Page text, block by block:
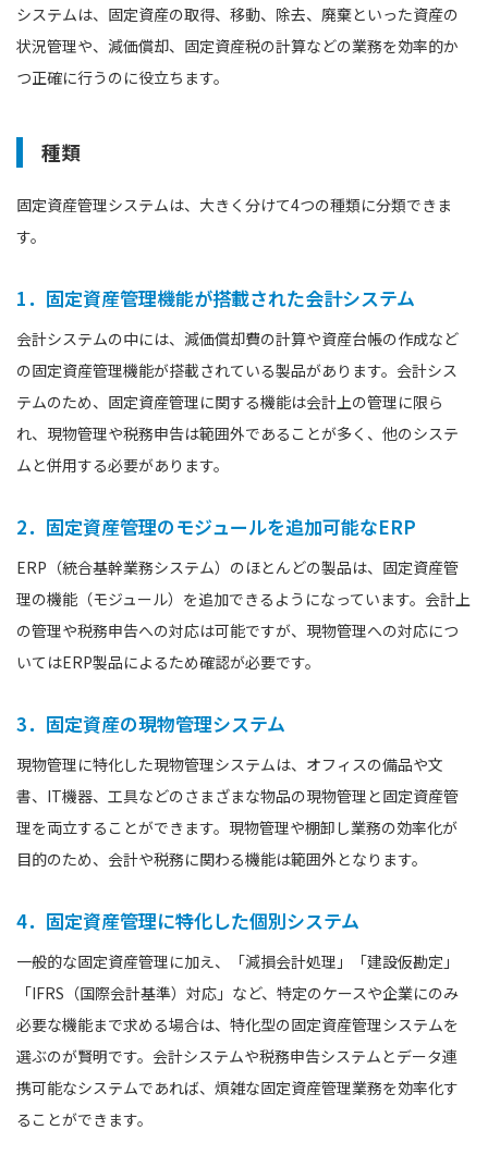
システムは、固定資産の取得、移動、除去、廃棄といった資産の
状況管理や、減価償却、固定資産税の計算などの業務を効率的か
つ正確に行うのに役立ちます。
種類
固定資産管理システムは、大きく分けて4つの種類に分類できま
す。
1．固定資産管理機能が搭載された会計システム
会計システムの中には、減価償却費の計算や資産台帳の作成など
の固定資産管理機能が搭載されている製品があります。会計シス
テムのため、固定資産管理に関する機能は会計上の管理に限ら
れ、現物管理や税務申告は範囲外であることが多く、他のシステ
ムと併用する必要があります。
2．固定資産管理のモジュールを追加可能なERP
ERP（統合基幹業務システム）のほとんどの製品は、固定資産管
理の機能（モジュール）を追加できるようになっています。会計上
の管理や税務申告への対応は可能ですが、現物管理への対応につ
いてはERP製品によるため確認が必要です。
3．固定資産の現物管理システム
現物管理に特化した現物管理システムは、オフィスの備品や文
書、IT機器、工具などのさまざまな物品の現物管理と固定資産管
理を両立することができます。現物管理や棚卸し業務の効率化が
目的のため、会計や税務に関わる機能は範囲外となります。
4．固定資産管理に特化した個別システム
一般的な固定資産管理に加え、「減損会計処理」「建設仮勘定」
「IFRS（国際会計基準）対応」など、特定のケースや企業にのみ
必要な機能まで求める場合は、特化型の固定資産管理システムを
選ぶのが賢明です。会計システムや税務申告システムとデータ連
携可能なシステムであれば、煩雑な固定資産管理業務を効率化す
ることができます。